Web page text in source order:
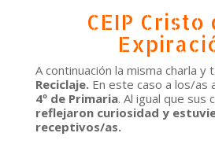
CEIP Cristo
A continuación la misma charla y
Reciclaje.En este caso a los/as
4º de Primaria. Al igual que sus
reflejaron curiosidad y
receptivos/as.